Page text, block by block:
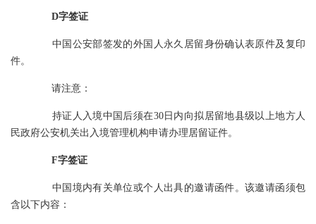
D字签证
中国公安部签发的外国人永久居留身份确认表原件及复印
件。
请注意：
持证人入境中国后须在30日内向拟居留地县级以上地方人
民政府公安机关出入境管理机构申请办理居留证件。
F字签证
中国境内有关单位或个人出具的邀请函件。该邀请函须包
含以下内容：